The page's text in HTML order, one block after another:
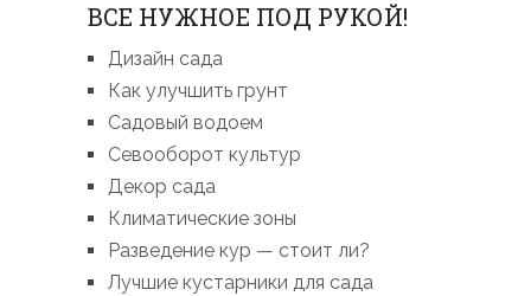
ВСЕ НУЖНОЕ ПОД РУКОЙ!
Дизайн сада
Как улучшить грунт
Садовый водоем
Севооборот культур
Декор сада
Климатические зоны
Разведение кур — стоит ли?
Лучшие кустарники для сада